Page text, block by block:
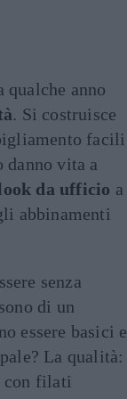
qualche anno
. Si costruisce
facili
vita a
da ufficio a
abbinamenti
senza
di un
essere basici e
La qualità:
con filati